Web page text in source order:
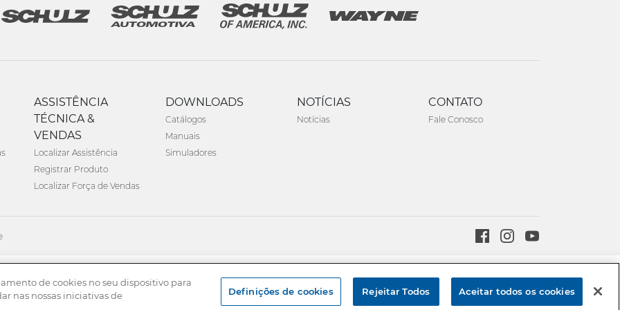
ASSISTÊNCIA
TÉCNICA &
VENDAS
Localizar Assistência
Registrar Produto
Localizar Força de Vendas
DOWNLOADS
Catálogos
Manuais
Simuladores
NOTÍCIAS
Notícias
CONTATO
Fale Conosco
de cookies no seu dispositivo para
nas nossas iniciativas de
Definições de cookies Rejeitar Todos Aceitar todos os cookies